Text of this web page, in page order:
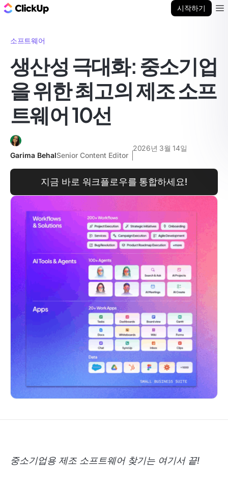
시작하기
소프트웨어
생산성 극대화: 중소기업
을 위한 최고의 제조 소프
트웨어 10선
Garima BehalSenior Content Editor
2026년 3월 14일
지금 바로 워크플로우를 통합하세요!
중소기업용 제조 소프트웨어 찾기는 여기서 끝!